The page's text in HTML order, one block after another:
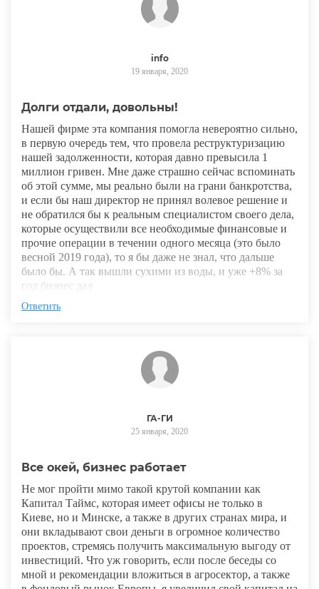
info
19 января, 2020
Долги отдали, довольны!
Нашей фирме эта компания помогла невероятно сильно,
в первую очередь тем, что провела реструктуризацию
нашей задолженности, которая давно превысила 1
миллион гривен. Мне даже страшно сейчас вспоминать
об этой сумме, мы реально были на грани банкротства,
и если бы наш директор не принял волевое решение и
не обратился бы к реальным специалистом своего дела,
которые осуществили все необходимые финансовые и
прочие операции в течении одного месяца (это было
весной 2019 года), то я бы даже не знал, что дальше
было бы. А так вышли сухими из воды, и уже +8% за
год бизнес дал
Ответить
ГА-ГИ
25 января, 2020
Все окей, бизнес работает
Не мог пройти мимо такой крутой компании как
Капитал Таймс, которая имеет офисы не только в
Киеве, но и Минске, а также в других странах мира, и
они вкладывают свои деньги в огромное количество
проектов, стремясь получить максимальную выгоду от
инвестиций. Что уж говорить, если после беседы со
мной и рекомендации вложиться в агросектор, а также